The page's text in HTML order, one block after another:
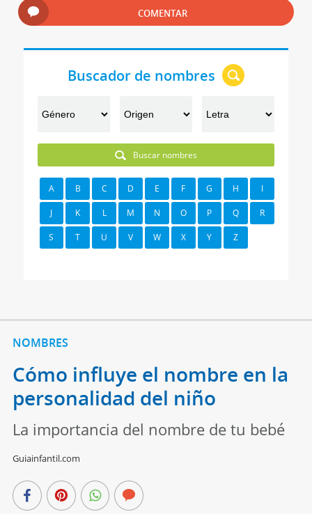
COMENTAR
Buscador de nombres
Buscar nombres
A B C D E F G H I
J K L M N O P Q R
S T U V W X Y Z
NOMBRES
Cómo influye el nombre en la
personalidad del niño
La importancia del nombre de tu bebé
Guiainfantil.com